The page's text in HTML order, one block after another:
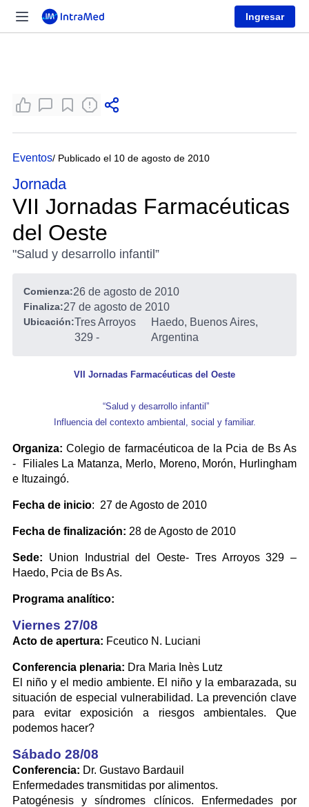
Ingresar
Eventos/ Publicado el 10 de agosto de 2010
Jornada
VII Jornadas Farmacéuticas
del Oeste
"Salud y desarrollo infantil”
Comienza:26 de agosto de 2010
Finaliza:27 de agosto de 2010
Ubicación:Tres Arroyos
329 -
Haedo, Buenos Aires,
Argentina
VII Jornadas Farmacéuticas del Oeste
“Salud y desarrollo infantil”
Influencia del contexto ambiental, social y familiar.
Organiza: Colegio de farmacéuticoa de la Pcia de Bs As
- Filiales La Matanza, Merlo, Moreno, Morón, Hurlingham
e Ituzaingó.
Fecha de inicio: 27 de Agosto de 2010
Fecha de finalización: 28 de Agosto de 2010
Sede: Union Industrial del Oeste- Tres Arroyos 329 –
Haedo, Pcia de Bs As.
Programa analítico:
Viernes 27/08
Acto de apertura: Fceutico N. Luciani
Conferencia plenaria: Dra Maria Inès Lutz
El niño y el medio ambiente. El niño y la embarazada, su
situación de especial vulnerabilidad. La prevención clave
para evitar exposición a riesgos ambientales. Que
podemos hacer?
Sábado 28/08
Conferencia: Dr. Gustavo Bardauil
Enfermedades transmitidas por alimentos.
Patogénesis y síndromes clínicos. Enfermedades por